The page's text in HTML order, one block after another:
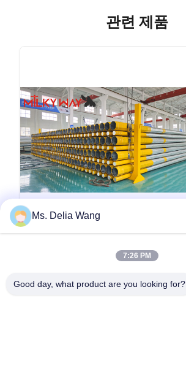
관련 제품
Featuring Hot Rolled Coil Steel and
Distribution
Rolled Coil Steel and Safety Factor Eight for
Ms. Delia Wang
7:26 PM
Good day, what product are you looking for?